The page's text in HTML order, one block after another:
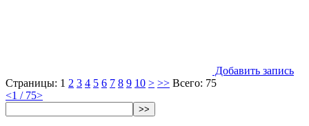
Добавить запись
Страницы: 1 2 3 4 5 6 7 8 9 10 > >> Всего: 75
<1 / 75>
>>